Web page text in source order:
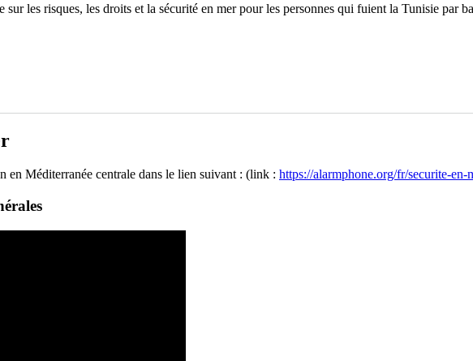
les risques, les droits et la sécurité en mer pour les personnes qui fuient la Tunisie par
en Méditerranée centrale dans le lien suivant : (link : https://alarmphone.org/fr/securite-en-